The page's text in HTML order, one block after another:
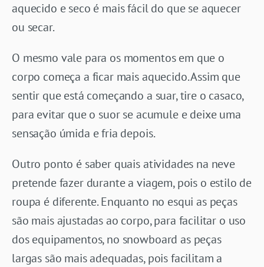
aquecido e seco é mais fácil do que se aquecer
ou secar.
O mesmo vale para os momentos em que o
corpo começa a ficar mais aquecido. Assim que
sentir que está começando a suar, tire o casaco,
para evitar que o suor se acumule e deixe uma
sensação úmida e fria depois.
Outro ponto é saber quais atividades na neve
pretende fazer durante a viagem, pois o estilo de
roupa é diferente. Enquanto no esqui as peças
são mais ajustadas ao corpo, para facilitar o uso
dos equipamentos, no snowboard as peças
largas são mais adequadas, pois facilitam a